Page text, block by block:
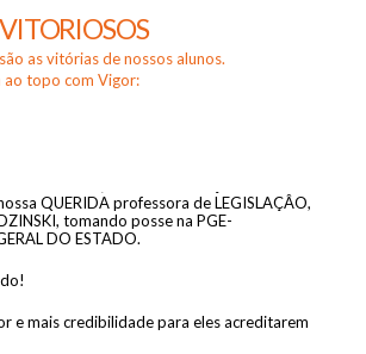
as vitórias de nossos alunos.
ao topo com Vigor:
QUERIDA professora de LEGISLAÇÂO,
tomando posse na PGE-
DO ESTADO.
e mais credibilidade para eles acreditarem